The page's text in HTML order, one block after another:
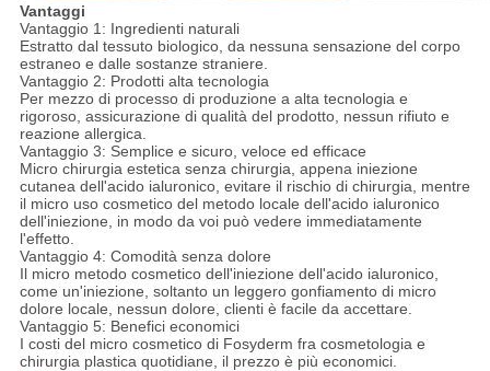
Vantaggi
Vantaggio 1: Ingredienti naturali
Estratto dal tessuto biologico, da nessuna sensazione del corpo
estraneo e dalle sostanze straniere.
Vantaggio 2: Prodotti alta tecnologia
Per mezzo di processo di produzione a alta tecnologia e
rigoroso, assicurazione di qualità del prodotto, nessun rifiuto e
reazione allergica.
Vantaggio 3: Semplice e sicuro, veloce ed efficace
Micro chirurgia estetica senza chirurgia, appena iniezione
cutanea dell'acido ialuronico, evitare il rischio di chirurgia, mentre
il micro uso cosmetico del metodo locale dell'acido ialuronico
dell'iniezione, in modo da voi può vedere immediatamente
l'effetto.
Vantaggio 4: Comodità senza dolore
Il micro metodo cosmetico dell'iniezione dell'acido ialuronico,
come un'iniezione, soltanto un leggero gonfiamento di micro
dolore locale, nessun dolore, clienti è facile da accettare.
Vantaggio 5: Benefici economici
I costi del micro cosmetico di Fosyderm fra cosmetologia e
chirurgia plastica quotidiane, il prezzo è più economici.